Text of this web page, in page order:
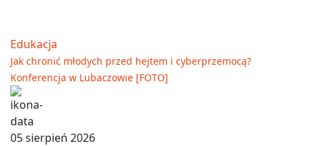
Edukacja
Jak chronić młodych przed hejtem i cyberprzemocą?
Konferencja w Lubaczowie [FOTO]
05 sierpień 2026